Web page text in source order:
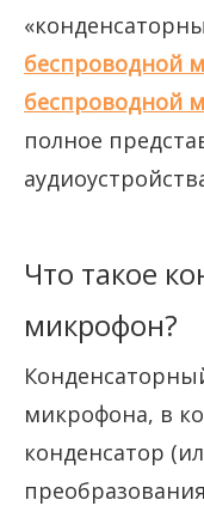
беспроводной
беспроводной
полное
Что такое
микрофон?
микрофона, в
конденсатор